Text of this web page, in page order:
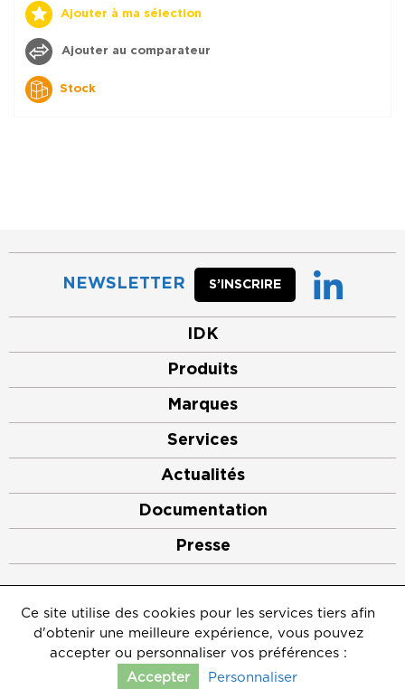
Ajouter à ma sélection
Ajouter au comparateur
Stock
NEWSLETTER S’INSCRIRE
IDK
Produits
Marques
Services
Actualités
Documentation
Presse
Mentions légales
Crédits
Politique de protection des données personnelles
Gérer les cookies
Contact
Ce site utilise des cookies pour les services tiers afin
d'obtenir une meilleure expérience, vous pouvez
accepter ou personnaliser vos préférences :
Accepter
Personnaliser